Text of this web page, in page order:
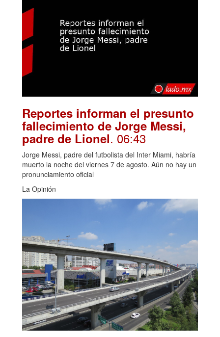
Reportes informan el presunto
fallecimiento de Jorge Messi,
padre de Lionel. 06:43
Jorge Messi, padre del futbolista del Inter Miami, habría
muerto la noche del viernes 7 de agosto. Aún no hay un
pronunciamiento oficial
La Opinión